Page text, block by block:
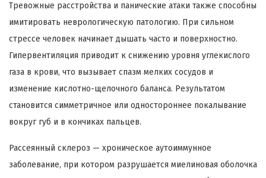
Тревожные расстройства и панические атаки также способны
имитировать неврологическую патологию. При сильном
стрессе человек начинает дышать часто и поверхностно.
Гипервентиляция приводит к снижению уровня углекислого
газа в крови, что вызывает спазм мелких сосудов и
изменение кислотно-щелочного баланса. Результатом
становится симметричное или одностороннее покалывание
вокруг губ и в кончиках пальцев.
Рассеянный склероз — хроническое аутоиммунное
заболевание, при котором разрушается миелиновая оболочка